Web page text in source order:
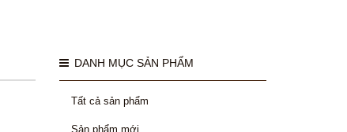
DANH MỤC SẢN PHẨM
Tất cả sản phẩm
Sản phẩm mới